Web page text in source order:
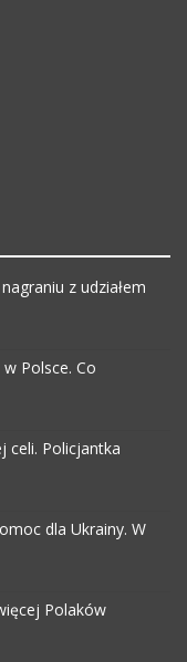
z udziałem
w Polsce. Co
celi. Policjantka
dla Ukrainy. W
Polaków